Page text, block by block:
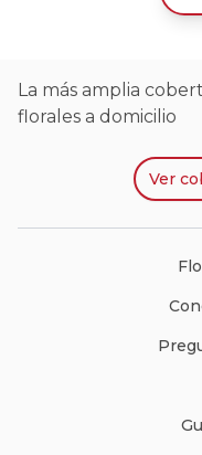
La más amplia
florales a domicilio
Ver